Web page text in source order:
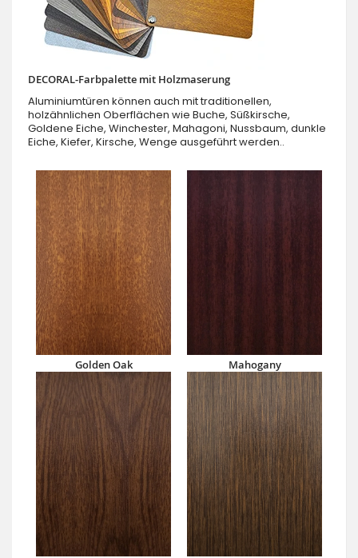
DECORAL-Farbpalette mit Holzmaserung
Aluminiumtüren können auch mit traditionellen,
holzähnlichen Oberflächen wie Buche, Süßkirsche,
Goldene Eiche, Winchester, Mahagoni, Nussbaum, dunkle
Eiche, Kiefer, Kirsche, Wenge ausgeführt werden..
Golden Oak Mahogany